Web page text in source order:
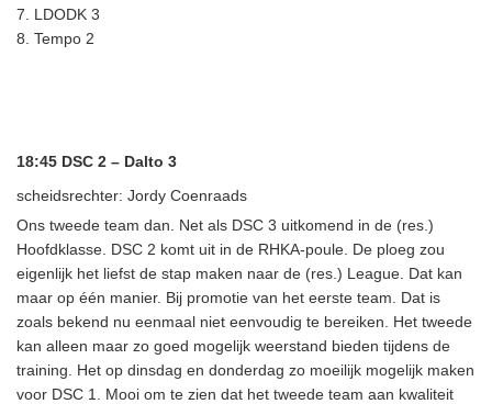
7. LDODK 3
8. Tempo 2
18:45 DSC 2 – Dalto 3
scheidsrechter: Jordy Coenraads
Ons tweede team dan. Net als DSC 3 uitkomend in de (res.)
Hoofdklasse. DSC 2 komt uit in de RHKA-poule. De ploeg zou
eigenlijk het liefst de stap maken naar de (res.) League. Dat kan
maar op één manier. Bij promotie van het eerste team. Dat is
zoals bekend nu eenmaal niet eenvoudig te bereiken. Het tweede
kan alleen maar zo goed mogelijk weerstand bieden tijdens de
training. Het op dinsdag en donderdag zo moeilijk mogelijk maken
voor DSC 1. Mooi om te zien dat het tweede team aan kwaliteit